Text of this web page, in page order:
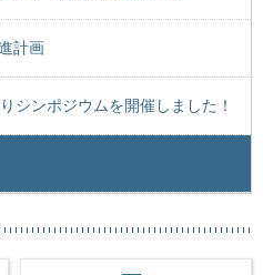
計画
シンポジウムを開催しました！